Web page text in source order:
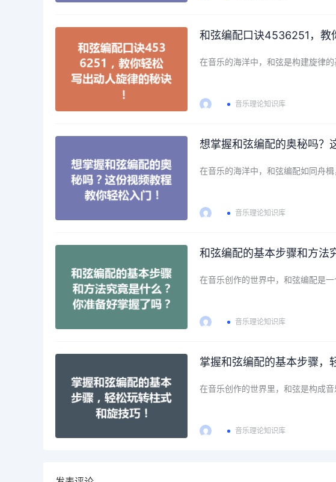
和弦编配口诀4536251，教
在音乐的海洋中，和弦是构建旋律
音乐理论知识库
想掌握和弦编配的奥秘吗？
在音乐的海洋中，和弦编配如同舟
音乐理论知识库
和弦编配的基本步骤和方法
在音乐创作的世界中，和弦编配是
音乐理论知识库
掌握和弦编配的基本步骤，
在音乐创作的世界里，和弦是构成
音乐理论知识库